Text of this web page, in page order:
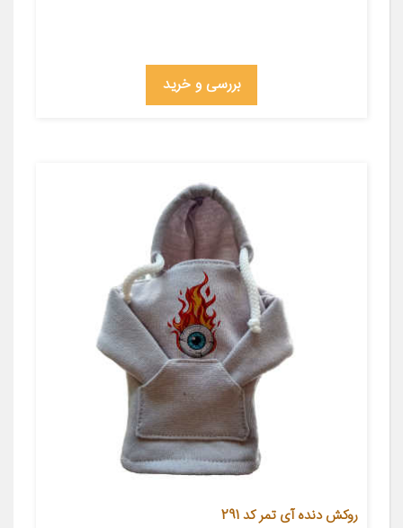
بررسی و خرید
روکش دنده آی تمر کد 291